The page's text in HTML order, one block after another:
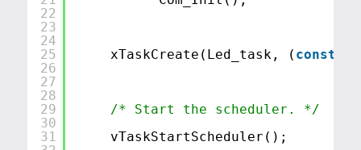
22
23
24
25
26
27
28
29
30
31
xTaskCreate(Led_task, ( const
/* Start the scheduler. */
vTaskStartScheduler();